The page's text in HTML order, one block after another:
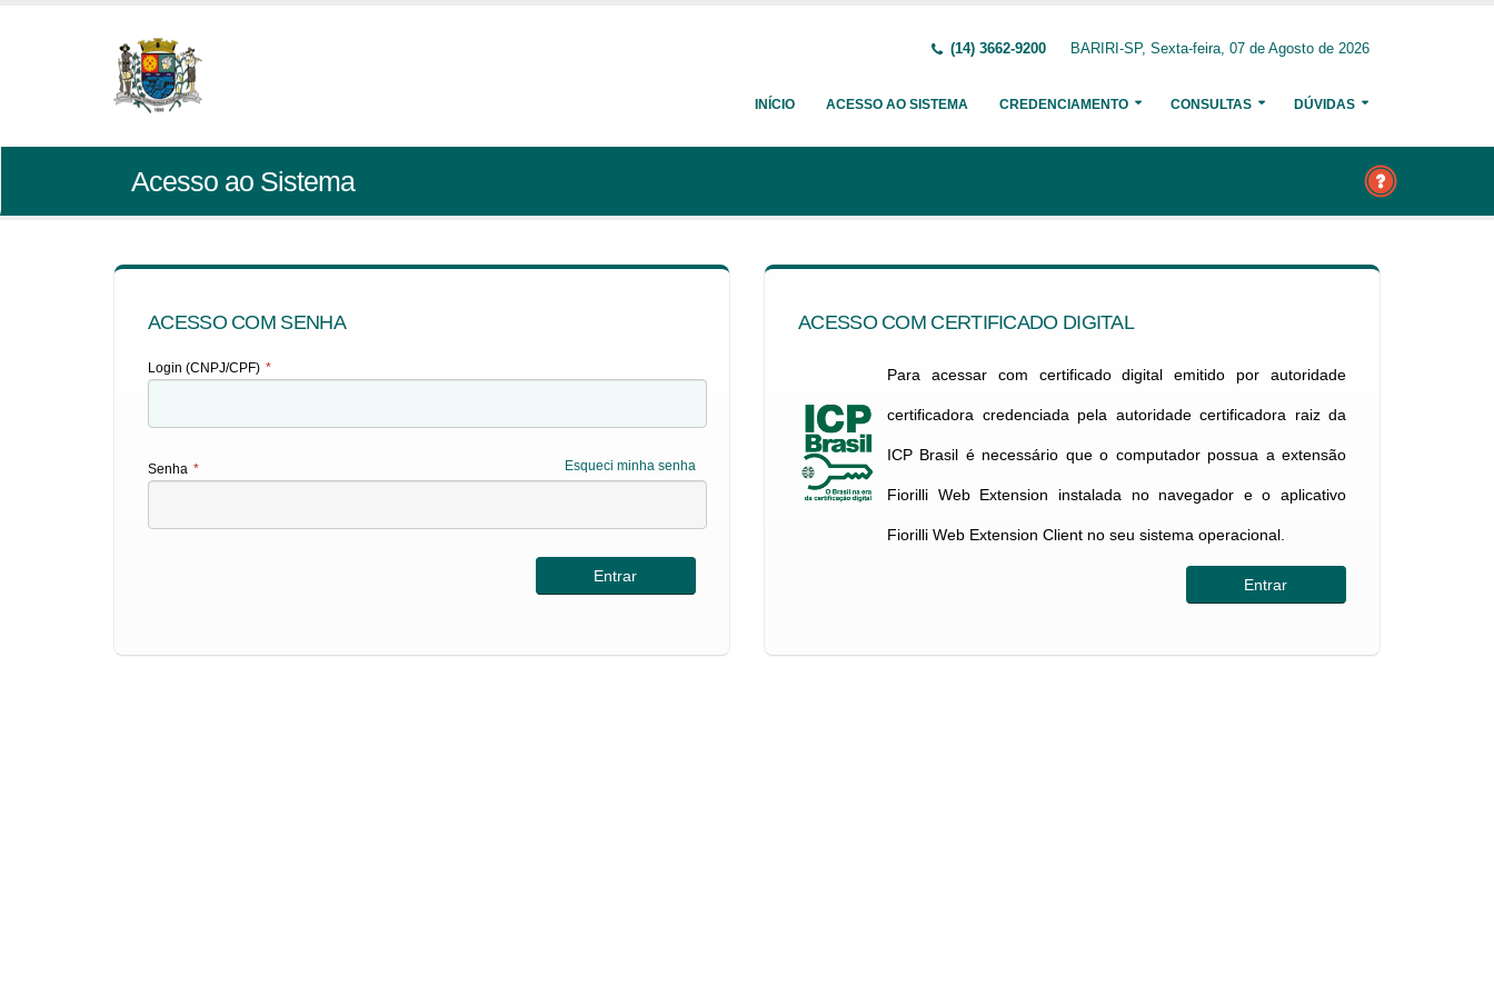
(14) 3662-9200 BARIRI-SP, Sexta-feira, 07 de Agosto de 2026
INÍCIO ACESSO AO SISTEMA CREDENCIAMENTO CONSULTAS DÚVIDAS
Acesso ao Sistema
ACESSO COM SENHA
Login (CNPJ/CPF) *
Esqueci minha senha
Senha *
ACESSO COM CERTIFICADO DIGITAL
Para acessar com certificado digital emitido por autoridade
certificadora credenciada pela autoridade certificadora raiz da
ICP Brasil é necessário que o computador possua a extensão
Fiorilli Web Extension instalada no navegador e o aplicativo
Fiorilli Web Extension Client no seu sistema operacional.